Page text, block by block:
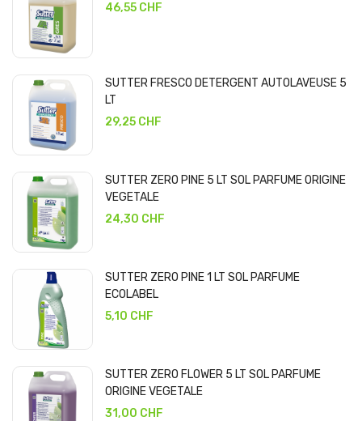
46,55 CHF
SUTTER FRESCO DETERGENT AUTOLAVEUSE 5
LT
29,25 CHF
SUTTER ZERO PINE 5 LT SOL PARFUME ORIGINE
VEGETALE
24,30 CHF
SUTTER ZERO PINE 1 LT SOL PARFUME
ECOLABEL
5,10 CHF
SUTTER ZERO FLOWER 5 LT SOL PARFUME
ORIGINE VEGETALE
31,00 CHF